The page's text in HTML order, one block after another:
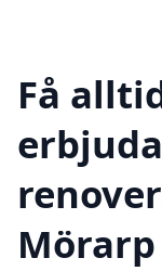
Få
Mörarp